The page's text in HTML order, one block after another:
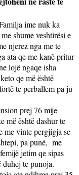
ime nuk ka
shume veshtirësi e
njerez nga me te
ata qe me kanë pritur
lojë ngaqe isha
qe më është
te perballem pa ju
prej 76 mije
më është dashur te
me vinte pergjigja se
pa punë, me
jetim qe sipas
te punoja.